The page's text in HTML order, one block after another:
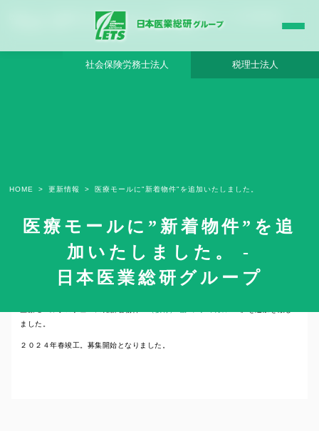
医療モールに”新着物件”を追加いたしました。 - 日本医業総研グループ |日本医業総研
｜医院開業・承継・クリニック経営支援・医療モール開発
社会保険労務士法人 税理士法人
医療モールに”新着物件”を追
加いたしました。 -
日本医業総研グループ
HOME 更新情報 医療モールに"新着物件"を追加いたしました。
2022年10月6日
ました。
２０２４年春竣工。募集開始となりました。